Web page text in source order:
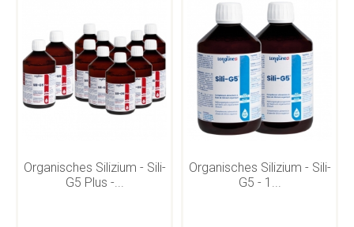
Organisches Silizium - Sili-
G5 Plus -...
Organisches Silizium - Sili-
G5 - 1...